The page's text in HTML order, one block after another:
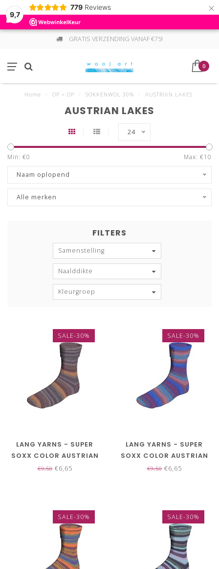
9,7
779 Reviews ×
GRATIS VERZENDING VANAF €75!
0
Home OP = OP SOKKENWOL 30% AUSTRIAN LAKES
AUSTRIAN LAKES
24
Min: €0 Max: €10
Naam oplopend
Alle merken
FILTERS
Samenstelling
Naalddikte
Kleurgroep
SALE-30%
LANG YARNS - SUPER
SOXX COLOR AUSTRIAN
LAKES 4 PLY 901.0419
€9,50€6,65
SALE-30%
LANG YARNS - SUPER
SOXX COLOR AUSTRIAN
LAKES 4 PLY 901.0420
€9,50€6,65
SALE-30% SALE-30%